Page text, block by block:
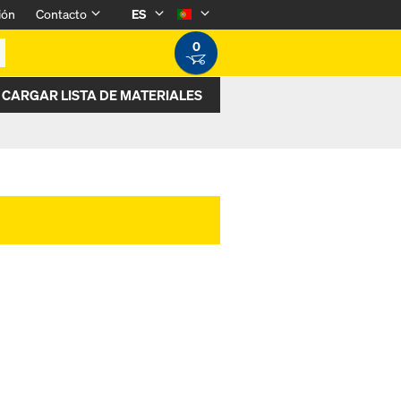
Contacto
ES
0
CARGAR LISTA DE MATERIALES